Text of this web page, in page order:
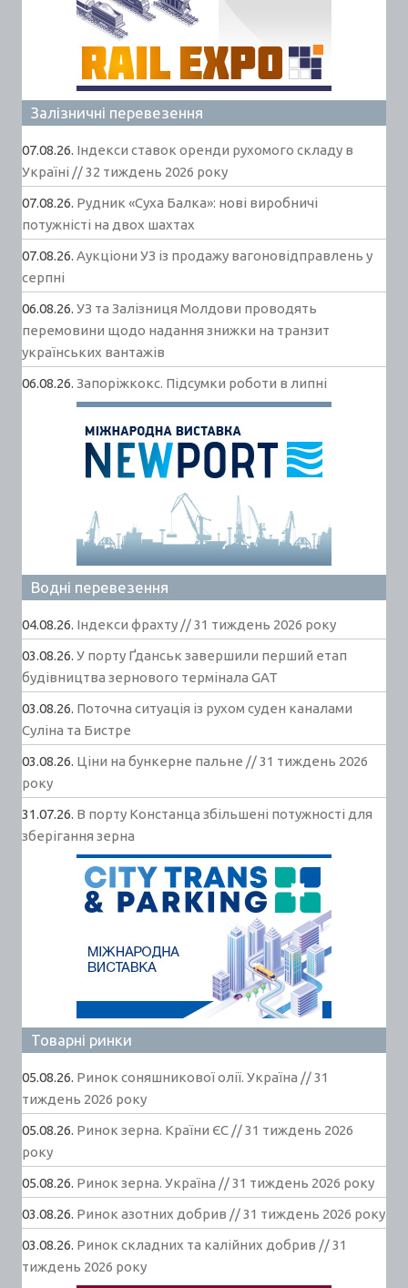
Залізничні перевезення
07.08.26. Індекси ставок оренди рухомого складу в
Україні // 32 тиждень 2026 року
07.08.26. Рудник «Суха Балка»: нові виробничі
потужністі на двох шахтах
07.08.26. Аукціони УЗ із продажу вагоновідправлень у
серпні
06.08.26. УЗ та Залізниця Молдови проводять
перемовини щодо надання знижки на транзит
українських вантажів
06.08.26. Запоріжкокс. Підсумки роботи в липні
Водні перевезення
04.08.26. Індекси фрахту // 31 тиждень 2026 року
03.08.26. У порту Ґданськ завершили перший етап
будівництва зернового термінала GAT
03.08.26. Поточна ситуація із рухом суден каналами
Суліна та Бистре
03.08.26. Ціни на бункерне пальне // 31 тиждень 2026
року
31.07.26. В порту Констанца збільшені потужності для
зберігання зерна
Товарні ринки
05.08.26. Ринок соняшникової олії. Україна // 31
тиждень 2026 року
05.08.26. Ринок зерна. Країни ЄС // 31 тиждень 2026
року
05.08.26. Ринок зерна. Україна // 31 тиждень 2026 року
03.08.26. Ринок азотних добрив // 31 тиждень 2026 року
03.08.26. Ринок складних та калійних добрив // 31
тиждень 2026 року